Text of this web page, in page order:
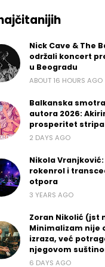
Nick Cave & The
održali koncert
u Beogradu
ABOUT 16 HOURS AGO
Balkanska
autora 2026:
prosperitet stripa
2 DAYS AGO
Nikola Vranjković:
rokenrol i
otpora
3 YEARS AGO
Zoran Nikolić (jst
Minimalizam nije
izraza, već
njegovom
6 DAYS AGO